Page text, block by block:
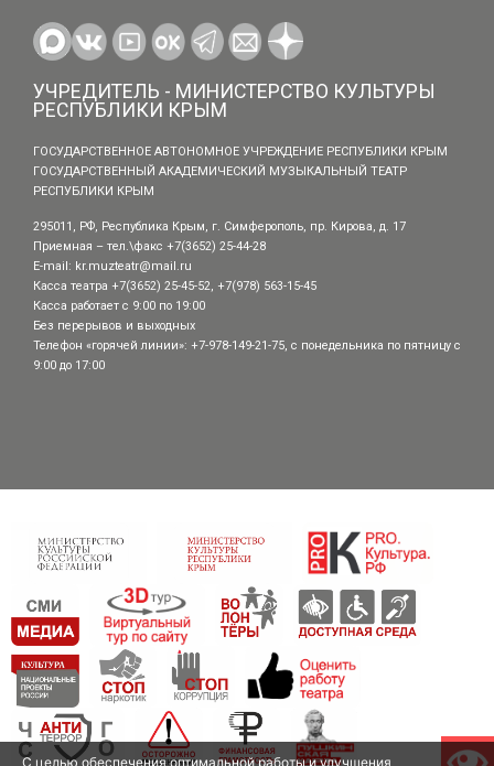
УЧРЕДИТЕЛЬ - МИНИСТЕРСТВО КУЛЬТУРЫ
РЕСПУБЛИКИ КРЫМ
ГОСУДАРСТВЕННОЕ АВТОНОМНОЕ УЧРЕЖДЕНИЕ РЕСПУБЛИКИ КРЫМ
ГОСУДАРСТВЕННЫЙ АКАДЕМИЧЕСКИЙ МУЗЫКАЛЬНЫЙ ТЕАТР
РЕСПУБЛИКИ КРЫМ
295011, РФ, Республика Крым, г. Симферополь, пр. Кирова, д. 17
Приемная – тел.\факс +7(3652) 25-44-28
E-mail: kr.muzteatr@mail.ru
Касса театра +7(3652) 25-45-52, +7(978) 563-15-45
Касса работает с 9:00 по 19:00
Без перерывов и выходных
Телефон «горячей линии»: +7-978-149-21-75, с понедельника по пятницу с
9:00 до 17:00
С целью обеспечения оптимальной работы и улучшения